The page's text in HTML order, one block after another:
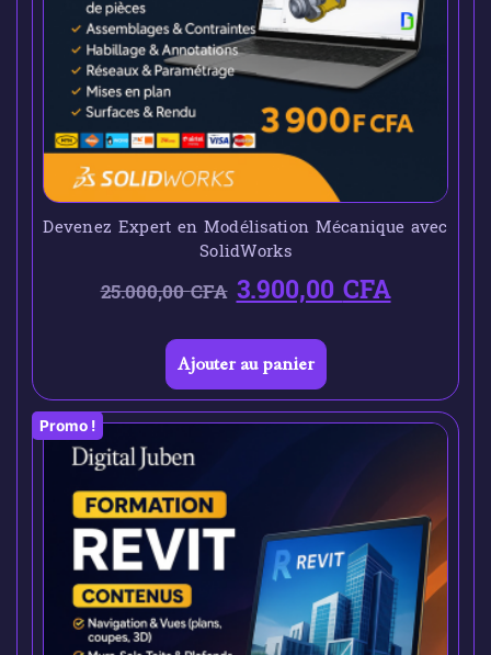
Devenez Expert en Modélisation Mécanique avec
SolidWorks
25.000,00CFA 3.900,00CFA
Ajouter au panier
Promo !